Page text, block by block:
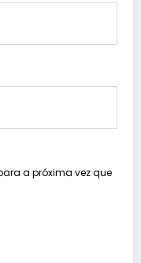
a próxima vez que